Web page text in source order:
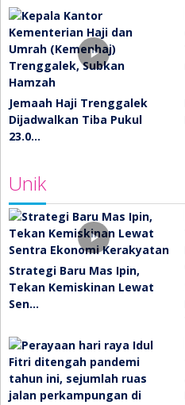
Jemaah Haji Trenggalek
Dijadwalkan Tiba Pukul
23.0…
Unik
Strategi Baru Mas Ipin,
Tekan Kemiskinan Lewat
Sen…